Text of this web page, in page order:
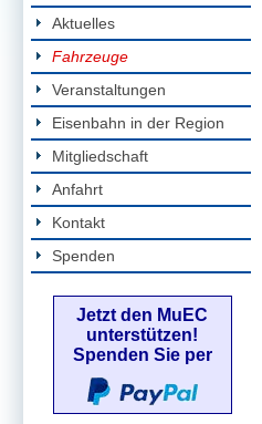
Aktuelles
Fahrzeuge
Veranstaltungen
Eisenbahn in der Region
Mitgliedschaft
Anfahrt
Kontakt
Spenden
Jetzt den MuEC
unterstützen!
Spenden Sie per